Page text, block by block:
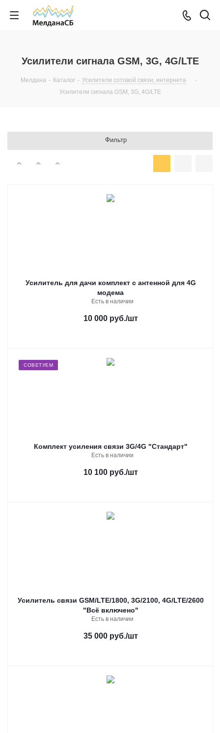
Усилители сигнала GSM, 3G, 4G/LTE
Мелдана - Каталог - Усилители сотовой связи, интернета
-
Усилители сигнала GSM, 3G, 4G/LTE
Фильтр
Усилитель для дачи комплект с антенной для 4G
модема
Есть в наличии
10 000 руб./шт
СОВЕТУЕМ
Комплект усиления связи 3G/4G "Стандарт"
Есть в наличии
10 100 руб./шт
Усилитель связи GSM/LTE/1800, 3G/2100, 4G/LTE/2600
"Всё включено"
Есть в наличии
35 000 руб./шт